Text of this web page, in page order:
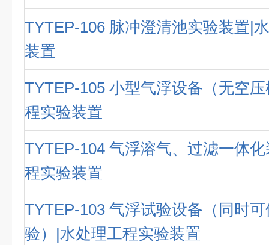
TYTEP-106 脉冲澄清池实验装置|
装置
TYTEP-105 小型气浮设备（无空
程实验装置
TYTEP-104 气浮溶气、过滤一体
程实验装置
TYTEP-103 气浮试验设备（同时
验）|水处理工程实验装置